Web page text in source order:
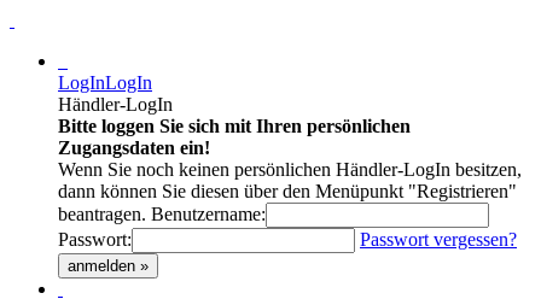
LogInLogIn
Händler-LogIn
Bitte loggen Sie sich mit Ihren persönlichen
Zugangsdaten ein!
Wenn Sie noch keinen persönlichen Händler-LogIn besitzen,
dann können Sie diesen über den Menüpunkt "Registrieren"
beantragen. Benutzername:
Passwort:
Passwort vergessen?
anmelden »